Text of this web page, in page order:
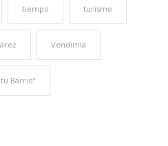
tiempo turismo
Vendimia
Barrio”